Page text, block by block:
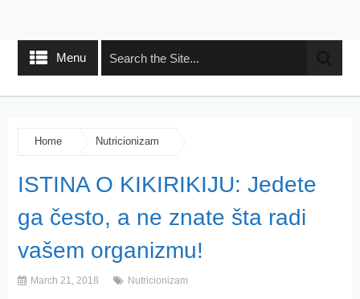
Menu
Home Nutricionizam
ISTINA O KIKIRIKIJU: Jedete
ga često, a ne znate šta radi
vašem organizmu!
March 21, 2018 Nutricionizam